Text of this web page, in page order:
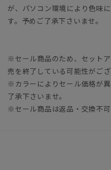
が、パソコン環境により色味
す。予めご了承下さいませ。
※セール商品のため、セット
売を終了している可能性がござ
※カラーによりセール価格が
了承下さいませ。
※セール商品は返品・交換不可